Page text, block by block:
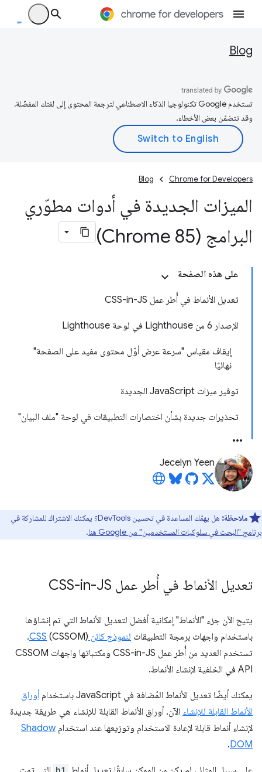
Blog
تستخدم Google تكنولوجيا الذكاء الاصطناعي لترجمة المحتوى إلى لغتك المفضّلة،
وقد تتضمّن بعض الأخطاء.
Chrome for Developers
Blog
الميزات الجديدة في أدوات مطوّري
البرامج (Chrome 85)
على هذه الصفحة
تعديل الأنماط في أُطر عمل CSS-in-JS
الإصدار 6 من Lighthouse في لوحة Lighthouse
إيقاف مقياس "سرعة عرض أوّل محتوى مفيد على الصفحة"
نهائيًا
توفير ميزات JavaScript الجديدة
تحذيرات جديدة بشأن اختصارات التطبيقات في لوحة "ملف البيان"
Jecelyn Yeen
ملاحظة: هل يهمّك المساعدة في تحسين DevTools؟ يمكنك الاشتراك للمشاركة في
برنامج "البحث في سلوكيات المستخدمين" من Google هنا
.
تعديل الأنماط في أُطر عمل CSS-in-JS
يتيح الآن جزء "الأنماط" إمكانية أفضل لتعديل الأنماط التي تم إنشاؤها
باستخدام واجهات برمجة التطبيقات لنموذج كائن CSS
(CSSOM).
تستخدم العديد من أُطر عمل CSS-in-JS ومكتباتها واجهات CSSOM
API في الخلفية لإنشاء الأنماط.
يمكنك أيضًا تعديل الأنماط المُضافة في JavaScript باستخدام
أوراق
الأنماط القابلة للإنشاء الآن. أوراق الأنماط القابلة للإنشاء هي طريقة جديدة
لإنشاء أنماط قابلة لإعادة الاستخدام وتوزيعها عند استخدامShadow
DOM
.